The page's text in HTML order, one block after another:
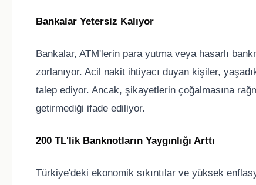
Bankalar Yetersiz Kalıyor
Bankalar, ATM'lerin para yutma veya hasarlı
zorlanıyor. Acil nakit ihtiyacı duyan kişiler,
talep ediyor. Ancak, şikayetlerin çoğalmasına
getirmediği ifade ediliyor.
200 TL'lik Banknotların Yaygınlığı Arttı
Türkiye'deki ekonomik sıkıntılar ve yüksek